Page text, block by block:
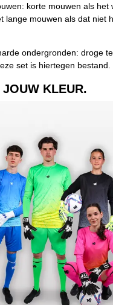
korte mouwen als het
lange mouwen als dat niet
ondergronden: droge
set is hiertegen bestand.
KLEUR.